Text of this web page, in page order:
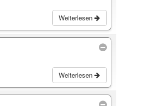
Weiterlesen
Weiterlesen